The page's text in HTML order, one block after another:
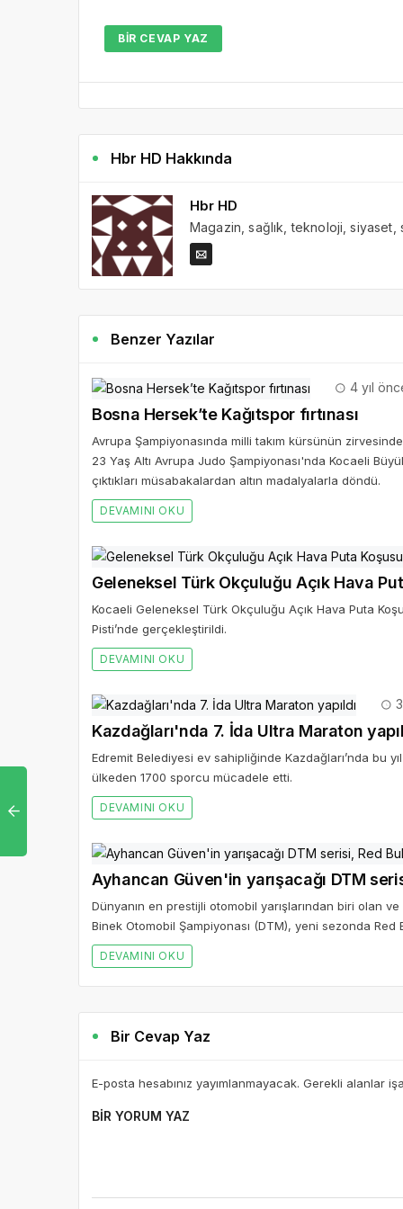
BIR CEVAP YAZ
Hbr HD Hakkında
Hbr HD
Magazin, sağlık, teknoloji,
Benzer Yazılar
4 yıl
Bosna Hersek’te Kağıtspor fırtınası
Avrupa Şampiyonasında milli takım kürsünün
23 Yaş Altı Avrupa Judo Şampiyonası'nda Kocaeli
çıktıkları müsabakalardan altın madalyalarla döndü.
DEVAMINI OKU
Geleneksel Türk Okçuluğu Açık Hava
Kocaeli Geleneksel Türk Okçuluğu Açık Hava Puta
Pisti’nde gerçekleştirildi.
DEVAMINI OKU
Kazdağları'nda 7. İda Ultra Maraton
Edremit Belediyesi ev sahipliğinde Kazdağları’nda bu
ülkeden 1700 sporcu mücadele etti.
DEVAMINI OKU
Ayhancan Güven'in yarışacağı DTM
Dünyanın en prestijli otomobil yarışlarından biri olan
Binek Otomobil Şampiyonası (DTM), yeni sezonda Red
DEVAMINI OKU
Bir Cevap Yaz
E-posta hesabınız yayımlanmayacak. Gerekli alanlar
BIR YORUM YAZ